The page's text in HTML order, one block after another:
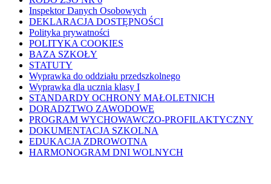
Inspektor Danych Osobowych
DEKLARACJA DOSTĘPNOŚCI
Polityka prywatności
POLITYKA COOKIES
BAZA SZKOŁY
STATUTY
Wyprawka do oddziału przedszkolnego
Wyprawka dla ucznia klasy I
STANDARDY OCHRONY MAŁOLETNICH
DORADZTWO ZAWODOWE
PROGRAM WYCHOWAWCZO-PROFILAKTYCZNY
DOKUMENTACJA SZKOLNA
EDUKACJA ZDROWOTNA
HARMONOGRAM DNI WOLNYCH